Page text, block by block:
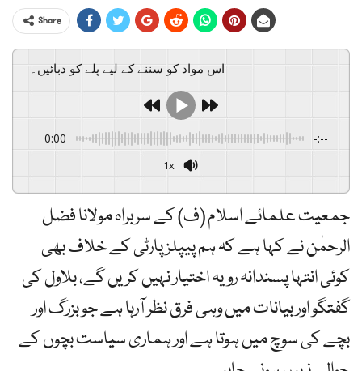
Share
اس مواد کو سننے کے لیے پلے کو دبائیں۔
0:00 -:--
1x
جمعیت علمائے اسلام (ف) کے سربراہ مولانا فضل
الرحمٰن نے کہا ہے کہ ہم پیپلز پارٹی کے خلاف بھی
کوئی انتہا پسندانہ رویہ اختیار نہیں کریں گے، بلاول کی
گفتگو اور بیانات میں وہی فرق نظر آرہا ہے جو بزرگ اور
بچے کی سوچ میں ہوتا ہے اور ہماری سیاست بچوں کے